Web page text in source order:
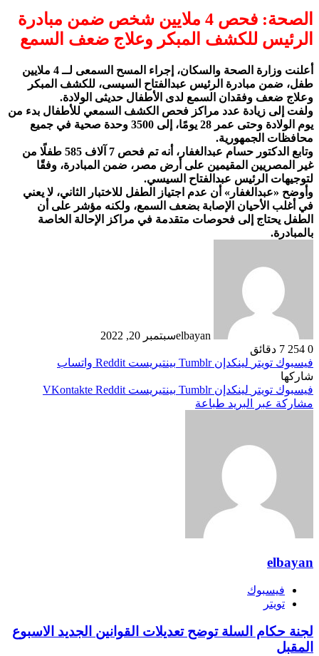
الصحة: فحص 4 ملايين شخص ضمن مبادرة
الرئيس للكشف المبكر وعلاج ضعف السمع
أعلنت وزارة الصحة والسكان، إجراء المسح السمعى لــ 4 ملايين
طفل، ضمن مبادرة الرئيس عبدالفتاح السيسى، للكشف المبكر
وعلاج ضعف وفقدان السمع لدى الأطفال حديثى الولادة.
ولفت إلى زيادة عدد مراكز فحص الكشف السمعي للأطفال بدء من
يوم الولادة وحتى عمر 28 يومًا، إلى 3500 وحدة صحية في جميع
محافظات الجمهورية.
وتابع الدكتور حسام عبدالغفار، أنه تم فحص 7 آلاف 585 طفلًا من
غير المصريين المقيمين على أرض مصر، ضمن المبادرة، وفقًا
لتوجيهات الرئيس عبدالفتاح السيسي.
وأوضح «عبدالغفار» أن عدم اجتياز الطفل للاختبار الثاني، لا يعني
في أغلب الأحيان الإصابة بضعف السمع، ولكنه مؤشر على أن
الطفل يحتاج إلى فحوصات متقدمة في مراكز الإحالة الخاصة
بالمبادرة.
elbayanسبتمبر 20, 2022
0
7 دقائق
فيسبوك تويتر لينكدإن بينتيريست
واتساب
شاركها
فيسبوك تويتر لينكدإن بينتيريست
مشاركة عبر البريد طباعة
elbayan
فيسبوك
تويتر
لجنة حكام السلة توضح تعديلات القوانين الجديد الاسبوع
المقبل